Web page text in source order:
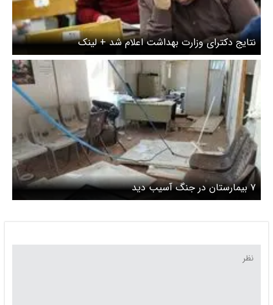
نتایج دکترای وزارت بهداشت اعلام شد + لینک
۷ بیمارستان در جنگ آسیب دید